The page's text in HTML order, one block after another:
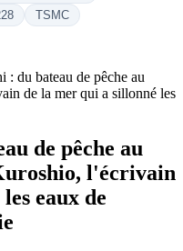
TSMC
: du bateau de pêche au
de la mer qui a sillonné les
de pêche au
l'écrivain
eaux de